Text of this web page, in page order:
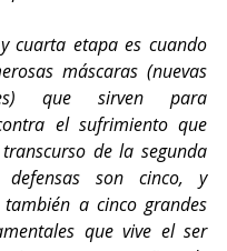
cuarta etapa es cuando
máscaras (nuevas
que sirven para
el sufrimiento que
de la segunda
defensas son cinco, y
también a cinco grandes
que vive el ser